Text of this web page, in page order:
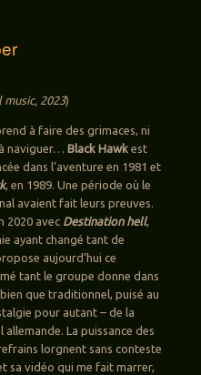
2023)
à faire des grimaces, ni
naviguer… Black Hawkest
dans l’aventure en 1981 et
, en 1989. Une période où le
avaient fait leurs preuves.
2020 avec Destination hell,
ayant changé tant de
aujourd’hui ce
tant le groupe donne dans
que traditionnel, puisé au
pour autant – de la
La puissance des
lorgnent sans conteste
sa vidéo qui me fait marrer,